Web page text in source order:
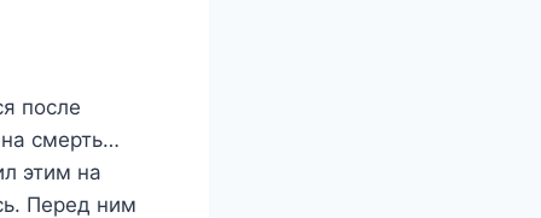
после
смерть…
этим на
Перед ним